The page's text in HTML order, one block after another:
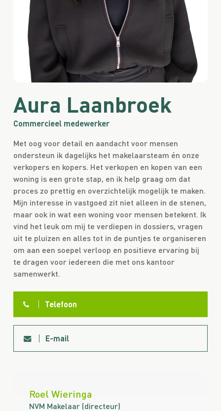
Aura Laanbroek
Commercieel medewerker
Met oog voor detail en aandacht voor mensen
ondersteun ik dagelijks het makelaarsteam én onze
verkopers en kopers. Het verkopen en kopen van een
woning is een grote stap, en ik help graag om dat
proces zo prettig en overzichtelijk mogelijk te maken.
Mijn interesse in vastgoed zit niet alleen in de stenen,
maar ook in wat een woning voor mensen betekent. Ik
vind het leuk om mij te verdiepen in dossiers, vragen
uit te pluizen en alles tot in de puntjes te organiseren
om aan een soepel verloop en positieve ervaring bij
te dragen voor iedereen die met ons kantoor
samenwerkt.
Telefoon
E-mail
Roel Wieringa
NVM Makelaar (directeur)